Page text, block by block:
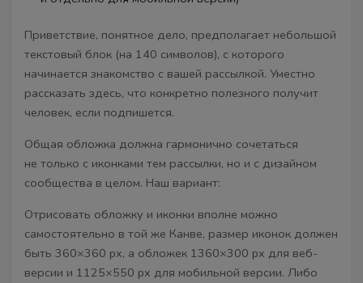
Приветствие, понятное дело, предполагает небольшой
текстовый блок (на 140 символов), с которого
начинается знакомство с вашей рассылкой. Уместно
рассказать здесь, что конкретно полезного получит
человек, если подпишется.
Общая обложка должна гармонично сочетаться
не только с иконками тем рассылки, но и с дизайном
сообщества в целом. Наш вариант:
Отрисовать обложку и иконки вполне можно
самостоятельно в той же Канве, размер иконок должен
быть 360×360 px, а обложек 1360×300 px для веб-
версии и 1125×550 px для мобильной версии. Либо